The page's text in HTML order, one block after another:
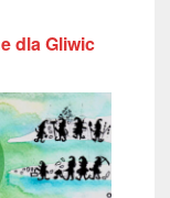
k
a
c
h
dla Gliwic